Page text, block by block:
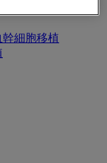
細胞移植